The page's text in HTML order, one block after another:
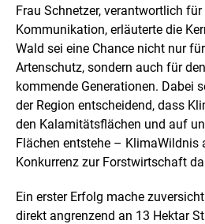
Frau Schnetzer, verantwortlich
Kommunikation, erläuterte die
Wald sei eine Chance nicht nur
Artenschutz, sondern auch für
kommende Generationen. Dabei
der Region entscheidend, dass
den Kalamitätsflächen und auf
Flächen entstehe – KlimaWildnis
Konkurrenz zur Forstwirtschaft
Ein erster Erfolg mache
direkt angrenzend an 13 Hektar